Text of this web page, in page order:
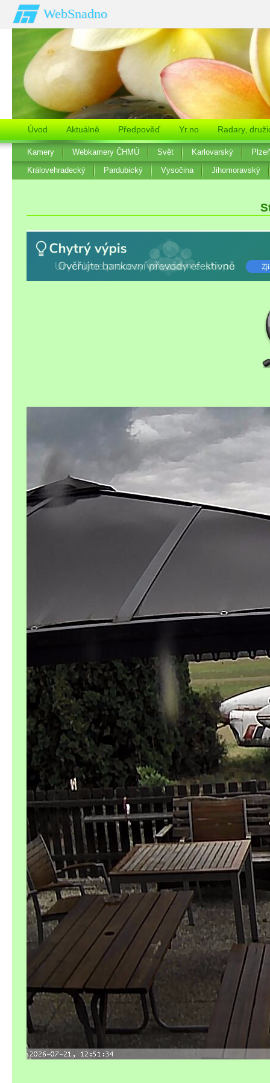
WebSnadno
Úvod Aktuálně Předpověď Yr.no Radary‚
Kamery Webkamery ČHMÚ Svět Karlovarský
Královehradecký
Pardubický Vysočina Jihomoravský